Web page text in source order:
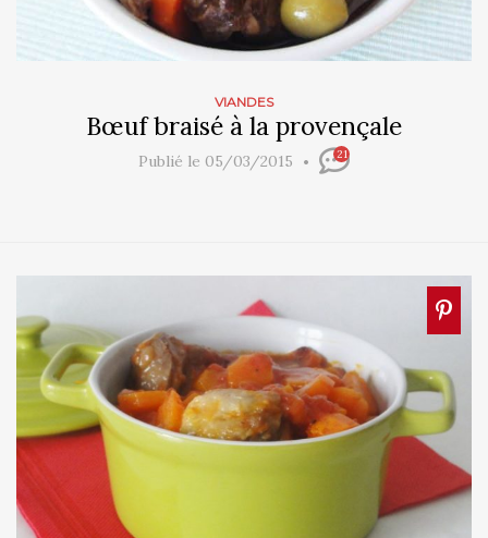
VIANDES
Bœuf braisé à la provençale
Publié le 05/03/2015 21